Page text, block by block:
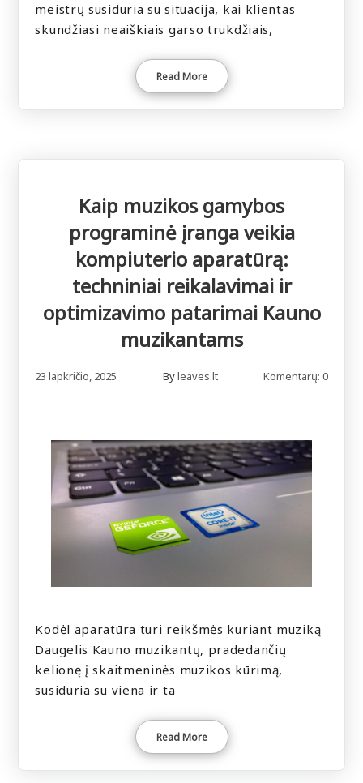
meistrų susiduria su situacija, kai klientas
skundžiasi neaiškiais garso trukdžiais,
Read More
Kaip muzikos gamybos
programinė įranga veikia
kompiuterio aparatūrą:
techniniai reikalavimai ir
optimizavimo patarimai Kauno
muzikantams
23 lapkričio, 2025 Byleaves.lt Komentarų: 0
Kodėl aparatūra turi reikšmės kuriant muziką
Daugelis Kauno muzikantų, pradedančių
kelionę į skaitmeninės muzikos kūrimą,
susiduria su viena ir ta
Read More